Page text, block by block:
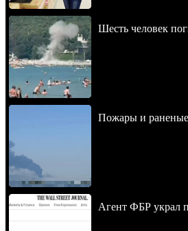
Шесть человек
Пожары и
Агент ФБР украл